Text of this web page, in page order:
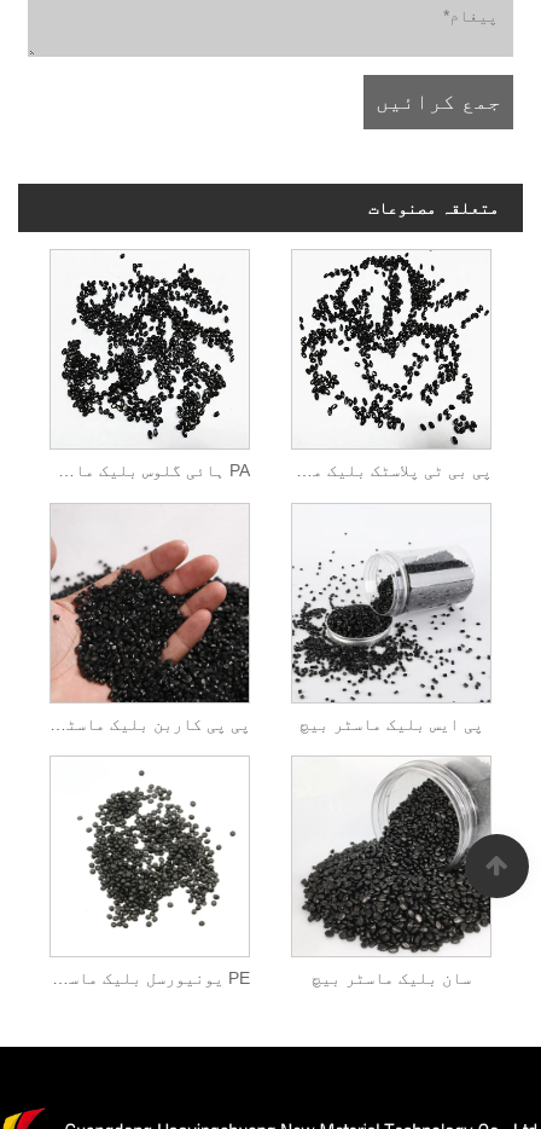
متعلقہ مصنوعات
پی ایس بلیک ماسٹر بیچ
سان بلیک ماسٹر بیچ